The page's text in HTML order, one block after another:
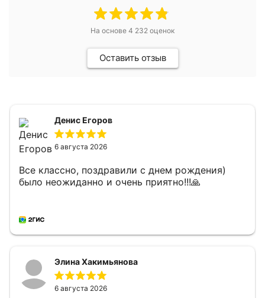
На основе 4 232 оценок
Оставить отзыв
Денис Егоров
6 августа 2026
Все классно, поздравили с днем рождения)
было неожиданно и очень приятно!!!🙏
Элина Хакимьянова
6 августа 2026